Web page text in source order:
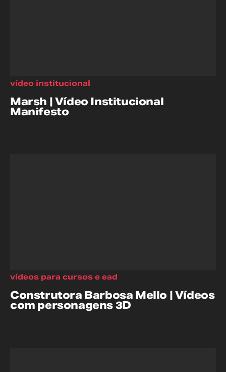
Marsh | Vídeo Institucional
Manifesto
vídeo institucional
Construtora Barbosa Mello | Vídeos
com personagens 3D
vídeos para cursos e ead